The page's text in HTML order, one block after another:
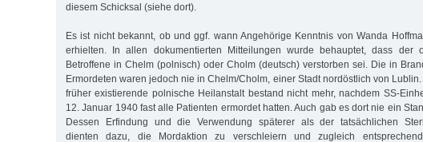
diesem Schicksal (siehe dort).
Es ist nicht bekannt, ob und ggf. wann Angehörige Kenntnis von Wanda
erhielten. In allen dokumentierten Mitteilungen wurde behauptet, dass der
Betroffene in Chelm (polnisch) oder Cholm (deutsch) verstorben sei. Die in
Ermordeten waren jedoch nie in Chelm/Cholm, einer Stadt nordöstlich von
früher existierende polnische Heilanstalt bestand nicht mehr, nachdem SS-
12. Januar 1940 fast alle Patienten ermordet hatten. Auch gab es dort nie ein
Dessen Erfindung und die Verwendung späterer als der tatsächlichen
dienten dazu, die Mordaktion zu verschleiern und zugleich